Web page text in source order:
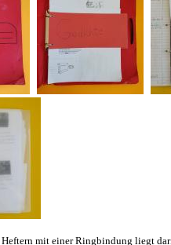
mit einer Ringbindung liegt